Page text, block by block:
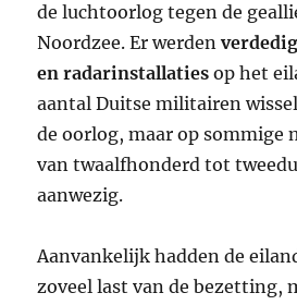
de luchtoorlog tegen de
Noordzee. Er werden
en radarinstallaties op het
aantal Duitse militairen
de oorlog, maar op sommige
van twaalfhonderd tot
aanwezig.
Aanvankelijk hadden de
zoveel last van de bezetting,